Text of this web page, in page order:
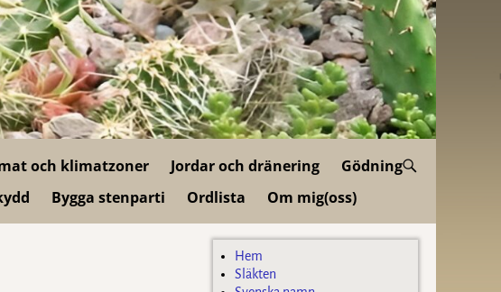
och klimatzoner Jordar och dränering
Gödning
Bygga stenparti Ordlista Om mig(oss)
Hem
Släkten